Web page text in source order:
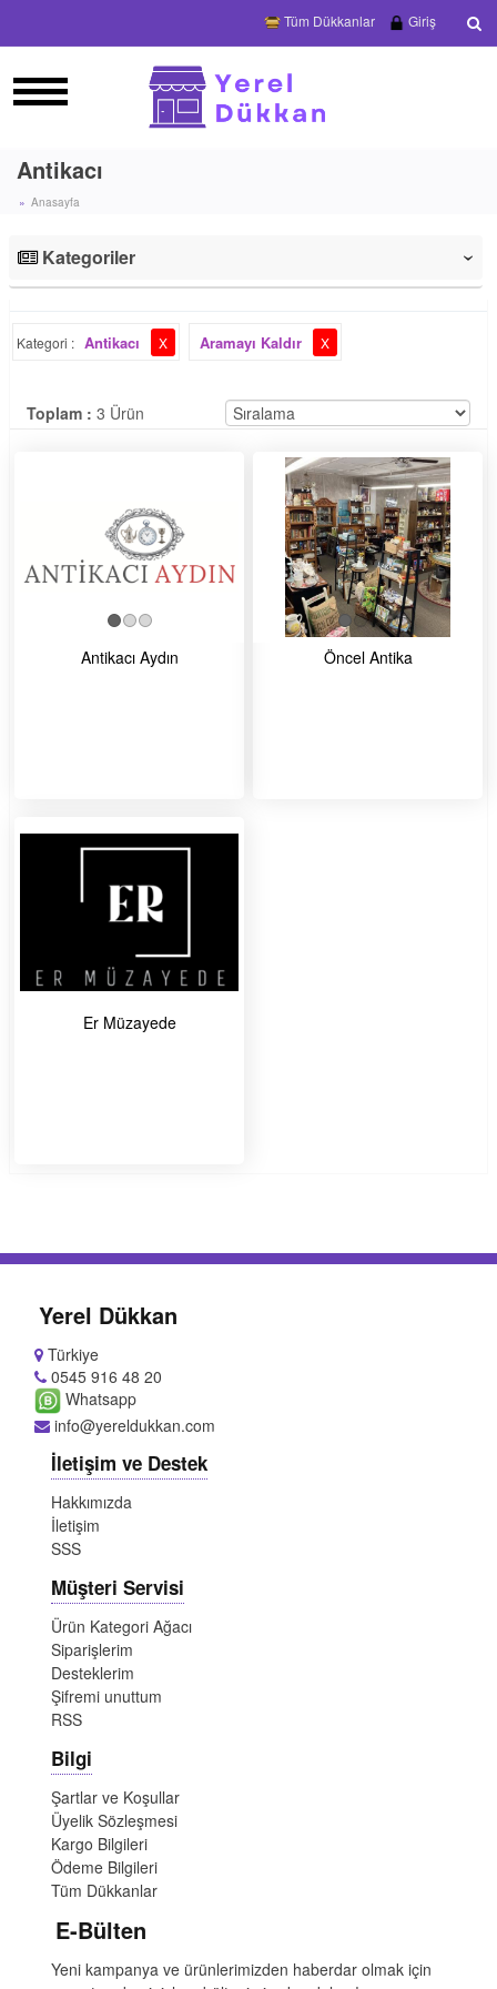
Tüm Dükkanlar Giriş
Antikacı
Anasayfa
Kategoriler ‹
Kategori : Antikacı X Aramayı Kaldır X
Toplam : 3 Ürün
Antikacı Aydın Öncel Antika
Er Müzayede
Yerel Dükkan
Türkiye
0545 916 48 20
Whatsapp
info@yereldukkan.com
İletişim ve Destek
Hakkımızda
İletişim
SSS
Müşteri Servisi
Ürün Kategori Ağacı
Siparişlerim
Desteklerim
Şifremi unuttum
RSS
Bilgi
Şartlar ve Koşullar
Üyelik Sözleşmesi
Kargo Bilgileri
Ödeme Bilgileri
Tüm Dükkanlar
E-Bülten
Yeni kampanya ve ürünlerimizden haberdar olmak için